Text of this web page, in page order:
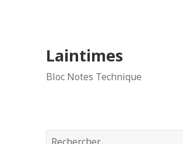
Laintimes
Bloc Notes Technique
Rechercher :